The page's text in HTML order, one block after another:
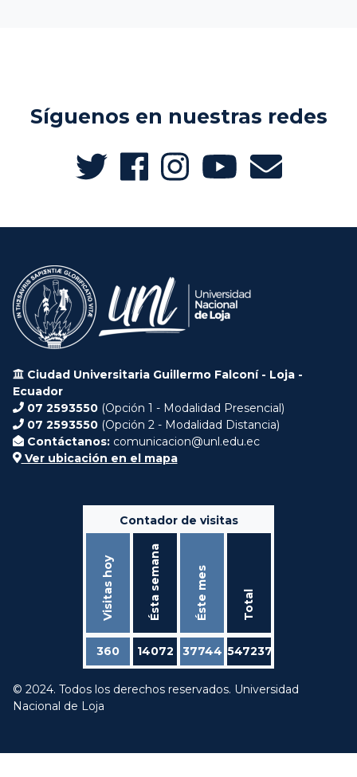
Síguenos en nuestras redes
Ciudad Universitaria Guillermo Falconí - Loja -
Ecuador
07 2593550 (Opción 1 - Modalidad Presencial)
07 2593550 (Opción 2 - Modalidad Distancia)
Contáctanos: comunicacion@unl.edu.ec
Ver ubicación en el mapa
Contador de visitas
Visitas hoy Ésta semana Éste mes Total
360 14072 37744 547237
© 2024. Todos los derechos reservados. Universidad
Nacional de Loja